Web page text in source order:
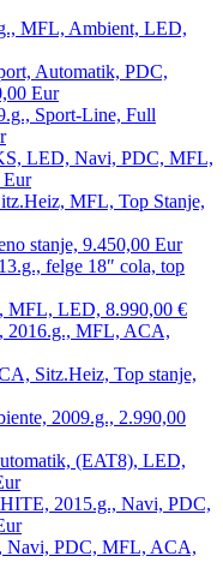
MFL, Ambient, LED,
Automatik, PDC,
Eur
Sport-Line, Full
LED, Navi, PDC, MFL,
Eur
MFL, Top Stanje,
stanje, 9.450,00 Eur
felge 18″ cola, top
MFL, LED, 8.990,00 €
2016.g., MFL, ACA,
Sitz.Heiz, Top stanje,
2009.g., 2.990,00
(EAT8), LED,
2015.g., Navi, PDC,
Navi, PDC, MFL, ACA,